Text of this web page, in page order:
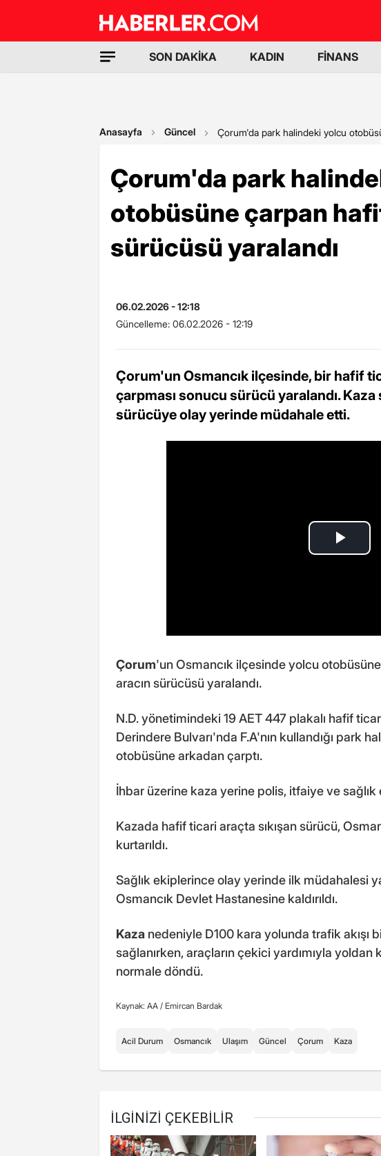
SON DAKİKA KADIN FİNANS
Anasayfa Güncel Çorum'da park halindeki yolcu
Çorum'da park
otobüsüne çarpan
sürücüsü yaralandı
06.02.2026 - 12:18
Güncelleme: 06.02.2026 - 12:19
Çorum'un Osmancık ilçesinde, bir hafif
çarpması sonucu sürücü yaralandı. Kaza
sürücüye olay yerinde müdahale etti.
Çorum'un Osmancık ilçesinde yolcu
aracın sürücüsü yaralandı.
N.D. yönetimindeki 19 AET 447 plakalı hafif
Derindere Bulvarı'nda F.A'nın kullandığı park
otobüsüne arkadan çarptı.
İhbar üzerine kaza yerine polis, itfaiye ve
Kazada hafif ticari araçta sıkışan sürücü,
kurtarıldı.
Sağlık ekiplerince olay yerinde ilk müdahalesi
Osmancık Devlet Hastanesine kaldırıldı.
Kaza nedeniyle D100 kara yolunda trafik akışı
sağlanırken, araçların çekici yardımıyla yoldan
normale döndü.
Kaynak: AA / Emircan Bardak
Acil Durum Osmancık Ulaşım Güncel Çorum Kaza